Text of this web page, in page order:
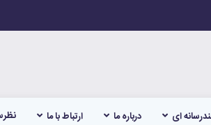
ای درباره ما ارتباط با ما